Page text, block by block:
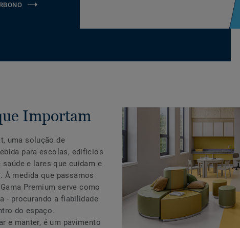
Importam
uma solução de
para escolas, edifícios
e lares que cuidam e
À medida que passamos
Premium serve como
- procurando a fiabilidade
do espaço.
e manter, é um pavimento